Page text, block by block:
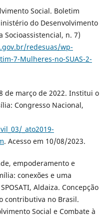
Social. Boletim
do Desenvolvimento
Socioassistencial, n. 7)
redesuas/wp-
7-Mulheres-no-SUAS-2-
de março de 2022. Institui o
Congresso Nacional,
_ato2019-
. Acesso em 10/08/2023.
empoderamento e
conexões e uma
Aldaiza. Concepção
contributiva no Brasil.
Social e Combate à